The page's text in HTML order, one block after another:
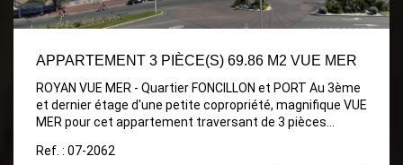
APPARTEMENT 3 PIÈCE(S) 69.86 M2 VUE MER
ROYAN VUE MER - Quartier FONCILLON et PORT Au 3ème
et dernier étage d'une petite copropriété, magnifique VUE
MER pour cet appartement traversant de 3 pièces
salon-séjour avec vue sur le Port, cuisine aménagée
Ref. : 07-2062